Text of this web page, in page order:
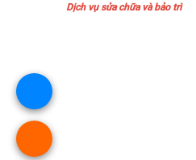
Dịch vụ sửa chữa và bảo trì